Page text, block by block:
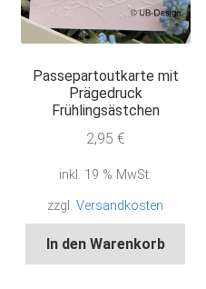
Passepartoutkarte mit
Prägedruck
Frühlingsästchen
2,95 €
inkl. 19 % MwSt.
zzgl.Versandkosten
In den Warenkorb